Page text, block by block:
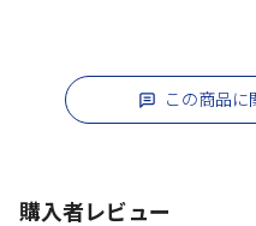
この商品に
購入者レビュー